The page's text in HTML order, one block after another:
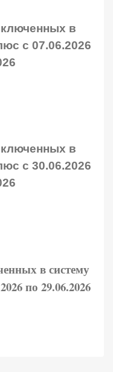
в
с 07.06.2026
в
с 30.06.2026
в систему
по 29.06.2026